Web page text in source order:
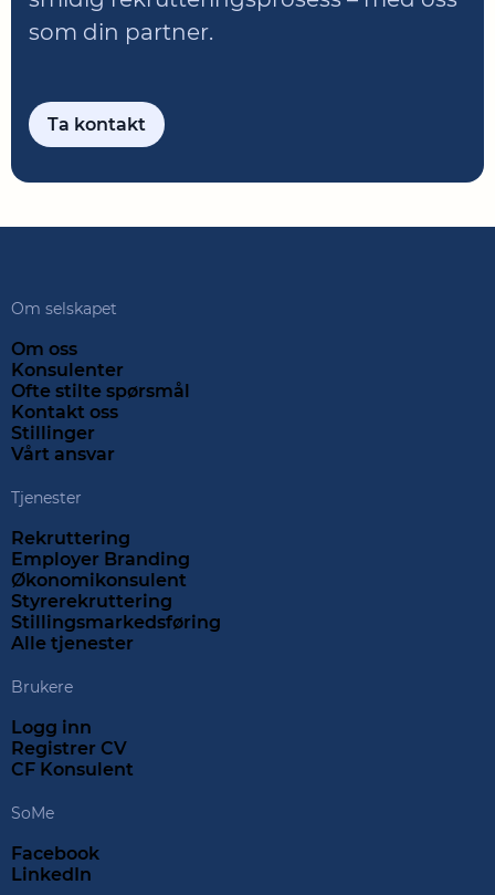
som din partner.
Ta kontakt
Om selskapet
Om oss
Konsulenter
Ofte stilte spørsmål
Kontakt oss
Stillinger
Vårt ansvar
Tjenester
Rekruttering
Employer Branding
Økonomikonsulent
Styrerekruttering
Stillingsmarkedsføring
Alle tjenester
Brukere
Logg inn
Registrer CV
CF Konsulent
SoMe
Facebook
LinkedIn